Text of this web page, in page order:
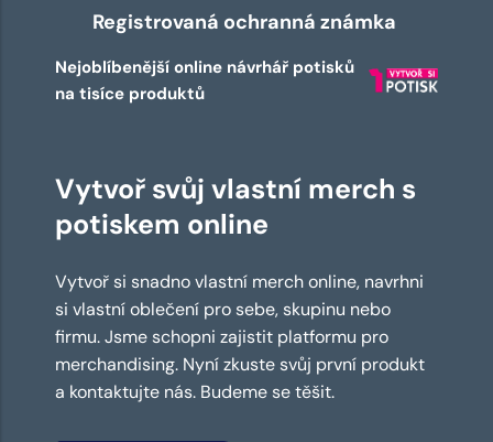
Registrovaná ochranná známka
Nejoblíbenější online návrhář potisků
na tisíce produktů
Vytvoř svůj vlastní merch s
potiskem online
Vytvoř si snadno vlastní merch online, navrhni
si vlastní oblečení pro sebe, skupinu nebo
firmu. Jsme schopni zajistit platformu pro
merchandising. Nyní zkuste svůj první produkt
a kontaktujte nás. Budeme se těšit.